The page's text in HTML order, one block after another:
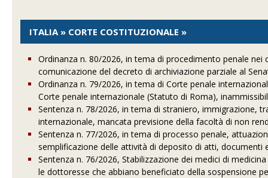
ITALIA » CORTE COSTITUZIONALE »
Ordinanza n. 80/2026, in tema di procedimento penale
comunicazione del decreto di archiviazione parziale al
Ordinanza n. 79/2026, in tema di Corte penale
Corte penale internazionale (Statuto di Roma),
Sentenza n. 78/2026, in tema di straniero, immigrazione,
internazionale, mancata previsione della facoltà di non
Sentenza n. 77/2026, in tema di processo penale,
semplificazione delle attività di deposito di atti, documenti
Sentenza n. 76/2026, Stabilizzazione dei medici di
le dottoresse che abbiano beneficiato della sospensione